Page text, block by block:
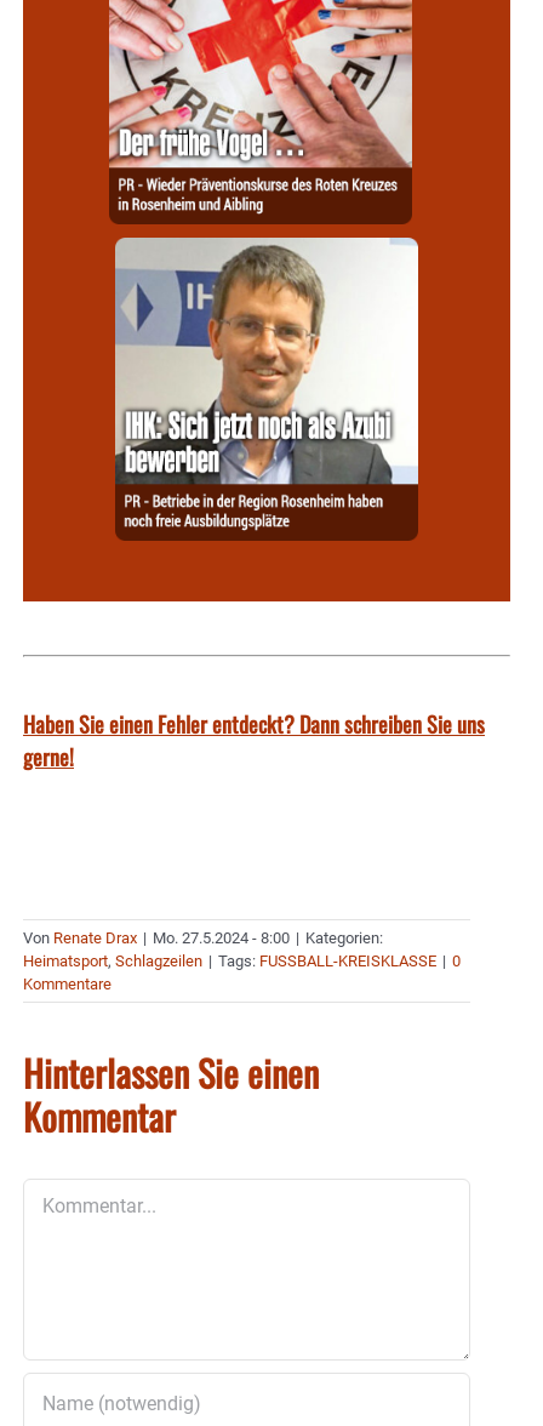
Haben Sie einen Fehler entdeckt? Dann schreiben Sie uns
gerne!
Von Renate Drax | Mo. 27.5.2024 - 8:00 | Kategorien:
Heimatsport, Schlagzeilen | Tags: FUSSBALL-KREISKLASSE | 0
Kommentare
Hinterlassen Sie einen
Kommentar